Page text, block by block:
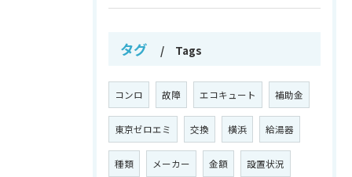
タグ Tags
コンロ 故障 エコキュート 補助金
東京ゼロエミ 交換 横浜 給湯器
種類 メーカー 金額 設置状況